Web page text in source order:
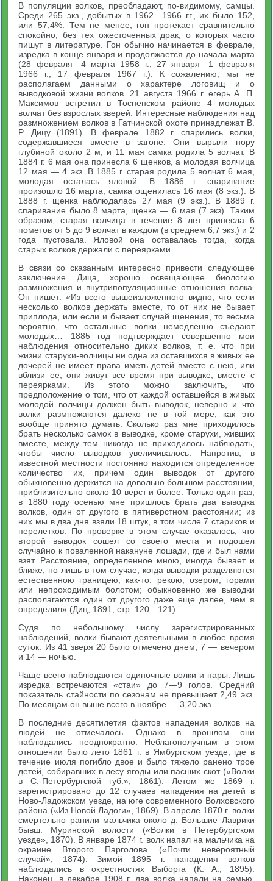
В популяции волков, преобладают, по-видимому, самцы.
Среди 265 экз., добытых в 1962—1966 гг., их было 152,
или 57,4%. Тем не менее, гон протекает сравнительно
спокойно, без тех ожесточенных драк, о которых часто
пишут в литературе. Гон обычно начинается в феврале,
изредка в конце января и продолжается до начала марта
(28 февраля—4 марта 1958 г., 27 января—1 февраля
1966 г., 17 февраля 1967 г.). К сожалению, мы не
располагаем данными о характере логовищ и о
выводковой жизни волков. 21 августа 1966 г. егерь А. П.
Максимов встретил в Тосненском районе 4 молодых
волчат без взрослых зверей. Интересные наблюдения над
размножением волков в Гатчинской охоте принадлежат В.
Р. Дицу (1891). В феврале 1882 г. спарились волки,
содержавшиеся вместе в загоне. Они вырыли нору
глубиной около 2 м, и 11 мая самка родила 5 волчат. В
1884 г. 6 мая она принесла 6 щенков, а молодая волчица
12 мая — 4 экз. В 1885 г. старая родила 5 волчат 6 мая,
молодая осталась яловой. В 1886 г. спаривание
произошло 16 марта, самка ощенилась 16 мая (8 экз.). В
1888 г. щенка наблюдалась 27 мая (9 экз.). В 1889 г.
спаривание было 8 марта, щенка — 6 мая (7 экз). Таким
образом, старая волчица в течение 8 лет принесла 6
пометов от 5 до 9 волчат в каждом (в среднем 6,7 экз.) и 2
года пустовала. Яловой она оставалась тогда, когда
старых волков держали с переярками.
В связи со сказанным интересно привести следующее
заключение Дица, хорошо освещающее биологию
размножения и внутрипопуляционные отношения волка.
Он пишет: «Из всего вышеизложенного видно, что если
несколько волков держать вместе, то от них не бывает
приплода, или если и бывает случай щенения, то весьма
вероятно, что остальные волки немедленно съедают
молодых… 1885 год подтверждает совершенно мои
наблюдения относительно диких волков, т. е. что при
жизни старухи-волчицы ни одна из оставшихся в живых ее
дочерей не имеет права иметь детей вместе с нею, или
вблизи ее; они живут все время при выводке, вместе с
переярками. Из этого можно заключить, что
предположение о том, что от каждой оставшейся в живых
молодой волчицы должен быть выводок, неверно и что
волки размножаются далеко не в той мере, как это
вообще принято думать. Сколько раз мне приходилось
брать несколько самок в выводке, кроме старухи, живших
вместе, между тем никогда не приходилось наблюдать,
чтобы число выводков увеличивалось. Напротив, в
известной местности постоянно находится определенное
количество их, причем один выводок от другого
обыкновенно держится на довольно большом расстоянии,
приблизительно около 10 верст и более. Только один раз,
в 1880 году осенью мне пришлось брать два выводка
волков, один от другого в пятиверстном расстоянии; из
них мы в два дня взяли 18 штук, в том числе 7 стариков и
перелетков. По проверке в этом случае оказалось, что
второй выводок сошел со своего места и подошел
случайно к поваленной накануне лошади, где и был нами
взят. Расстояние, определенное мною, иногда бывает и
ближе, но лишь в том случае, когда выводки разделяются
естественною границею, как-то: рекою, озером, горами
или непроходимым болотом; обыкновенно же выводки
располагаются один от другого даже еще далее, чем я
определил» (Диц, 1891, стр. 120—121).
Судя по небольшому числу зарегистрированных
наблюдений, волки бывают деятельными в любое время
суток. Из 41 зверя 20 было отмечено днем, 7 — вечером
и 14 — ночью.
Чаще всего наблюдаются одиночные волки и пары. Лишь
изредка встречаются «стаи» до 7—9 голов. Средний
показатель стайности по сезонам не превышает 2,49 экз.
По месяцам он выше всего в ноябре — 3,20 экз.
В последние десятилетия фактов нападения волков на
людей не отмечалось. Однако в прошлом они
наблюдались неоднократно. Неблагополучным в этом
отношении было лето 1861 г. в Ямбургском уезде, где в
течение июля погибло двое и было тяжело ранено трое
детей, собиравших в лесу ягоды или пасших скот («Волки
в С.-Петербургской губ.», 1861). Летом же 1869 г.
зарегистрировано до 12 случаев нападения на детей в
Ново-Ладожском уезде, на юге современного Волховского
района («Из Новой Ладоги», 1869). В апреле 1870 г. волки
смертельно ранили мальчика около д. Большие Лаврики
бывш. Муринской волости («Волки в Петербургском
уезде», 1870). В январе 1874 г. волк напал на мальчика на
окраине Второго Парголова («Почти невероятный
случай», 1874). Зимой 1895 г. нападения волков
наблюдались в окрестностях Выборга (К. А., 1895).
Наконец, в декабре 1908 г. два волка напали на семью,